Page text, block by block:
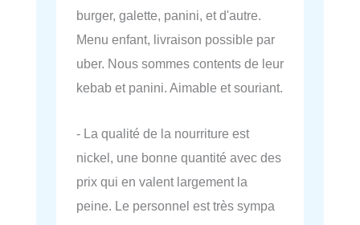
burger, galette, panini, et d'autre.
Menu enfant, livraison possible par
uber. Nous sommes contents de leur
kebab et panini. Aimable et souriant.
- La qualité de la nourriture est
nickel, une bonne quantité avec des
prix qui en valent largement la
peine. Le personnel est très sympa